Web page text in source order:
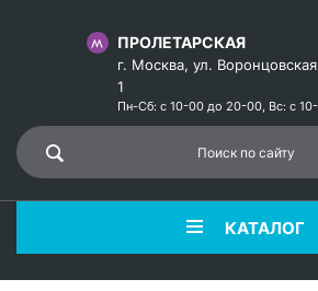
ПРОЛЕТАРСКАЯ
г. Москва, ул.
1
Пн-Сб: с 10-00 до 20-00, Вс: с
КАТАЛОГ